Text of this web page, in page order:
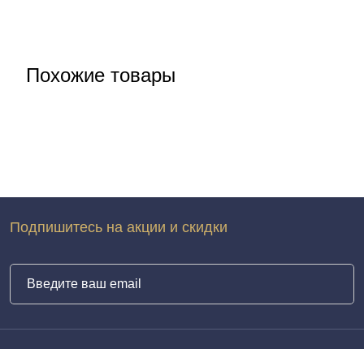
Похожие товары
Подпишитесь на акции и скидки